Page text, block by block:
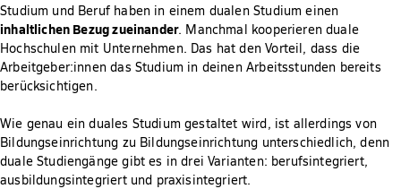
Studium und Beruf haben in einem dualen Studium einen
inhaltlichen Bezug zueinander. Manchmal kooperieren duale
Hochschulen mit Unternehmen. Das hat den Vorteil, dass die
Arbeitgeber:innen das Studium in deinen Arbeitsstunden bereits
berücksichtigen.
Wie genau ein duales Studium gestaltet wird, ist allerdings von
Bildungseinrichtung zu Bildungseinrichtung unterschiedlich, denn
duale Studiengänge gibt es in drei Varianten: berufsintegriert,
ausbildungsintegriert und praxisintegriert.